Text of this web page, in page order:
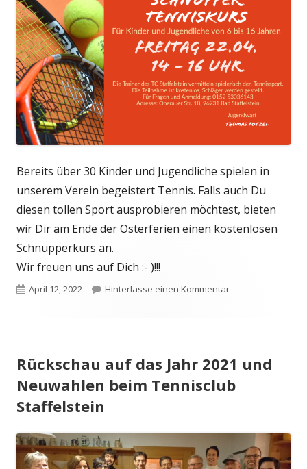
Bereits über 30 Kinder und Jugendliche spielen in
unserem Verein begeistert Tennis. Falls auch Du
diesen tollen Sport ausprobieren möchtest, bieten
wir Dir am Ende der Osterferien einen kostenlosen
Schnupperkurs an.
Wir freuen uns auf Dich :- )!!!
Veröffentlicht
April 12, 2022 Hinterlasse einen Kommentarzu Schnupper-
Rückschau auf das Jahr 2021 und
Neuwahlen beim Tennisclub
Staffelstein